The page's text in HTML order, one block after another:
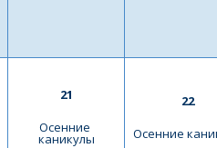
21
Осенние
каникулы
22
Осенние